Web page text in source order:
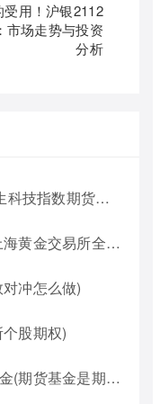
受用！沪银2112
市场走势与投资
分析
指数期货夜盘)
金交易所全称)
冲怎么做)
股期权)
金是期货还是基金)